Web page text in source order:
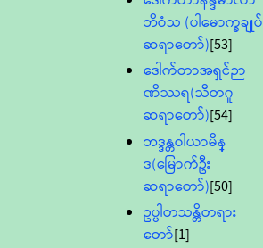
ဘိဝံသ (ပါမောက္ခချုပ်
ဆရာတော်)[53]
ဒေါက်တာအရှင်ဉာ
ဏိဿရ(သီတဂူ
ဆရာတော်)[54]
ဘဒ္ဒန္တဝါယာမိန္
ဒ(မြောက်ဦး
ဆရာတော်)[50]
ဥပ္ပါတသန္တိတရား
တော်[1]